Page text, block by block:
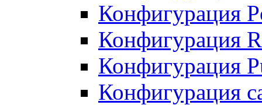
Конфигурация
Конфигурация
Конфигурация
Конфигурация